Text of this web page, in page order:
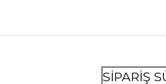
SİPARİŞ